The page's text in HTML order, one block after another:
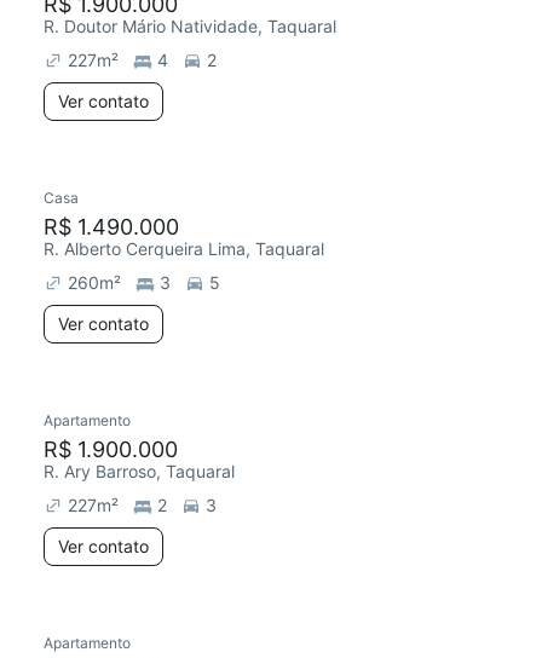
R. Doutor Mário Natividade, Taquaral
227m² 4
2
Ver contato
Casa
R$ 1.490.000
R. Alberto Cerqueira Lima, Taquaral
260m² 3
5
Ver contato
Apartamento
R$ 1.900.000
R. Ary Barroso, Taquaral
227m² 2
3
Ver contato
Apartamento